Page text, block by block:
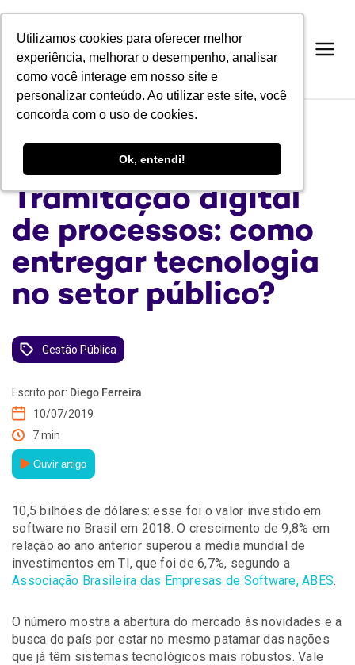
Utilizamos cookies para oferecer melhor
experiência, melhorar o desempenho, analisar
como você interage em nosso site e
personalizar conteúdo. Ao utilizar este site, você
concorda com o uso de cookies.
Ok, entendi!
Utilizamos cookies para oferecer melhor
experiência, melhorar o desempenho, analisar
como você interage em nosso site e
personalizar conteúdo. Ao utilizar este site, você
concorda com o uso de cookies.
Ok, entendi!
Tramitação digital
de processos: como
entregar tecnologia
no setor público?
Gestão Pública
Escrito por: Diego Ferreira
10/07/2019
7 min
Ouvir artigo
10,5 bilhões de dólares: esse foi o valor investido em
software no Brasil em 2018. O crescimento de 9,8% em
relação ao ano anterior superou a média mundial de
investimentos em TI, que foi de 6,7%, segundo a
Associação Brasileira das Empresas de Software, ABES.
O número mostra a abertura do mercado às novidades e a
busca do país por estar no mesmo patamar das nações
que já têm sistemas tecnológicos mais robustos. Vale